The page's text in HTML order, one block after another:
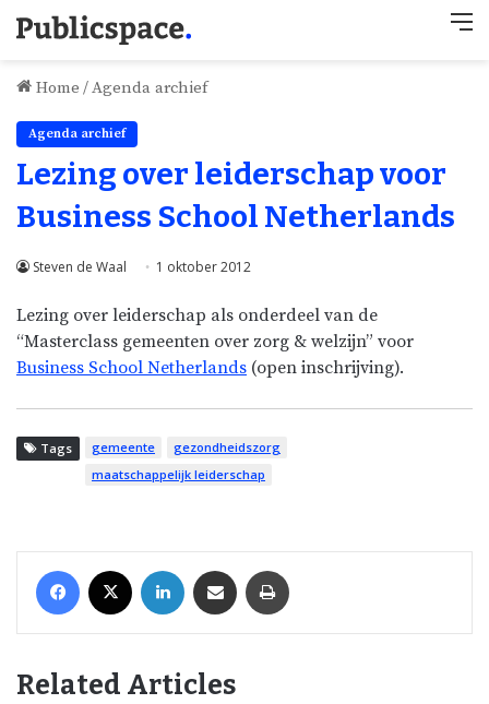
Home /Agenda archief
Agenda archief
Lezing over leiderschap voor
Business School Netherlands
Steven de Waal 1 oktober 2012
Lezing over leiderschap als onderdeel van de
“Masterclass gemeenten over zorg & welzijn” voor
Business School Netherlands (open inschrijving).
Tags gemeente
gezondheidszorg
maatschappelijk leiderschap
Related Articles